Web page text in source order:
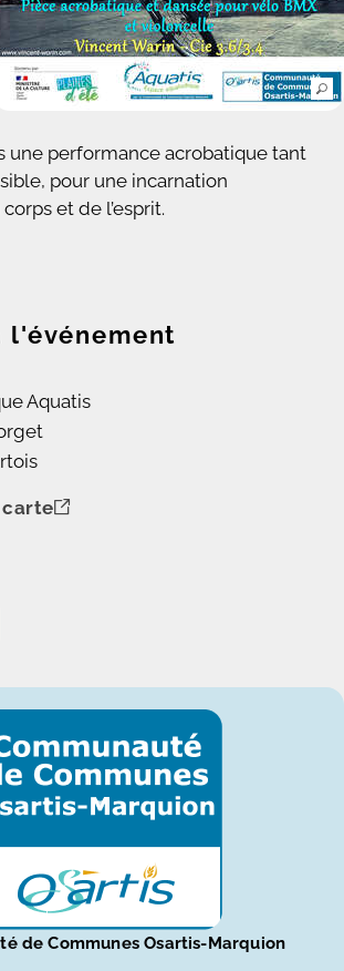
une performance acrobatique tant
pour une incarnation
et de l’esprit.
l'événement
Aquatis
carte
de Communes Osartis-Marquion